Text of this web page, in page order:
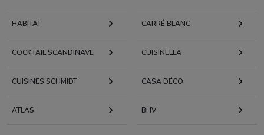
HABITAT CARRÉ BLANC
COCKTAIL SCANDINAVE CUISINELLA
CUISINES SCHMIDT CASA DÉCO
ATLAS BHV